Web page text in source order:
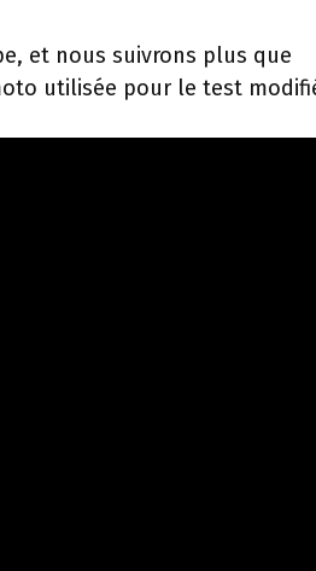
et nous suivrons plus que
utilisée pour le test